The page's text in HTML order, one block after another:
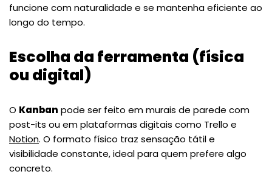
funcione com naturalidade e se mantenha eficiente ao
longo do tempo.
Escolha da ferramenta (física
ou digital)
O Kanban pode ser feito em murais de parede com
post-its ou em plataformas digitais como Trello e
Notion. O formato físico traz sensação tátil e
visibilidade constante, ideal para quem prefere algo
concreto.